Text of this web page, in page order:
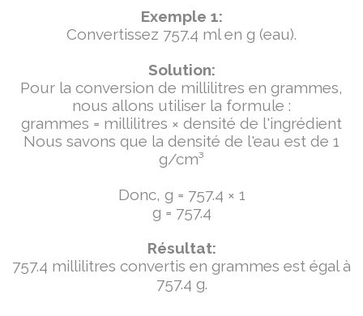
Exemple 1:
Convertissez 757.4 ml en g (eau).
Solution:
Pour la conversion de millilitres en grammes,
nous allons utiliser la formule :
grammes = millilitres × densité de l'ingrédient
Nous savons que la densité de l'eau est de 1
g/cm³
Donc, g = 757.4 × 1
g = 757.4
Résultat:
757.4 millilitres convertis en grammes est égal à
757.4 g.